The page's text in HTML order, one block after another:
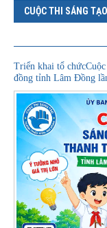
CUỘC THI SÁNG
Triển khai tổ
đồng tỉnh Lâm Đồng